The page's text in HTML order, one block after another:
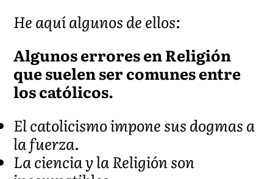
He aquí algunos de ellos:
Algunos errores en Religión
que suelen ser comunes entre
los católicos.
El catolicismo impone sus dogmas a
la fuerza.
La ciencia y la Religión son